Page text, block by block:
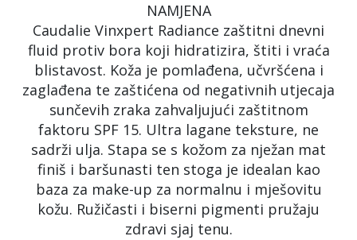
NAMJENA
Caudalie Vinxpert Radiance zaštitni dnevni
fluid protiv bora koji hidratizira, štiti i vraća
blistavost. Koža je pomlađena, učvršćena i
zaglađena te zaštićena od negativnih utjecaja
sunčevih zraka zahvaljujući zaštitnom
faktoru SPF 15. Ultra lagane teksture, ne
sadrži ulja. Stapa se s kožom za nježan mat
finiš i baršunasti ten stoga je idealan kao
baza za make-up za normalnu i mješovitu
kožu. Ružičasti i biserni pigmenti pružaju
zdravi sjaj tenu.